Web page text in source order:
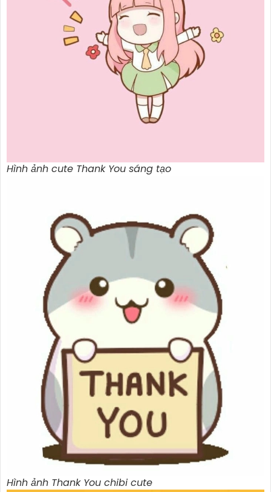
Hình ảnh cute Thank You sáng tạo
Hình ảnh Thank You chibi cute